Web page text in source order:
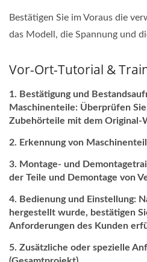
Bestätigen Sie im Voraus die
das Modell, die Spannung und
Vor-Ort-Tutorial &
Bestätigung und
Maschinenteile: Überprüfen
Zubehörteile mit dem Original-
Erkennung von
Montage- und
der Teile und Demontage von
Bedienung und Einstellung:
hergestellt wurde, bestätigen
Anforderungen des Kunden
Zusätzliche oder spezielle